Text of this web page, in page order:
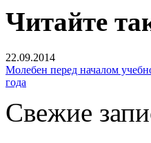
Читайте
22.09.2014
Молебен перед началом
года
Свежие